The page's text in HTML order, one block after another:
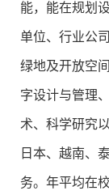
能，能在规划
单位、行业公
绿地及开放空
字设计与管理
术、科学研究
日本、越南、
务。年平均在